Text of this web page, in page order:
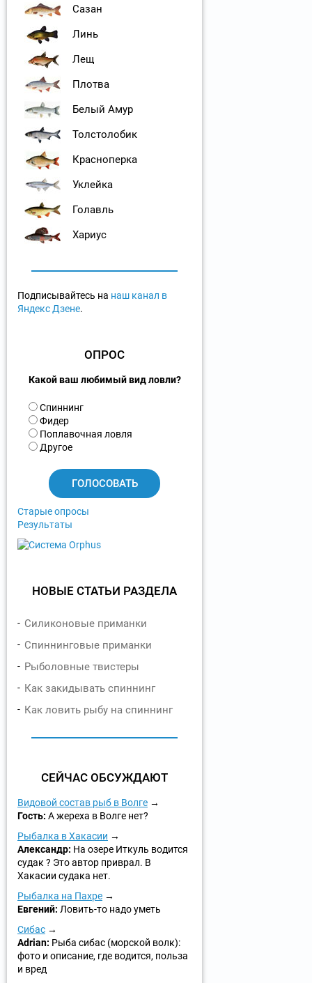
Сазан
Линь
Лещ
Плотва
Белый Амур
Толстолобик
Красноперка
Уклейка
Голавль
Хариус
Подписывайтесь на наш канал в
Яндекс Дзене.
ОПРОС
Какой ваш любимый вид ловли?
В
а
р
и
Спиннинг
Фидер
Поплавочная ловля
Другое
Старые опросы
Результаты
НОВЫЕ СТАТЬИ РАЗДЕЛА
Силиконовые приманки
Спиннинговые приманки
Рыболовные твистеры
Как закидывать спиннинг
Как ловить рыбу на спиннинг
СЕЙЧАС ОБСУЖДАЮТ
Видовой состав рыб в Волге
Гость: А жереха в Волге нет?
Рыбалка в Хакасии
Александр: На озере Иткуль водится
судак ? Это автор приврал. В
Хакасии судака нет.
Рыбалка на Пахре
Евгений: Ловить-то надо уметь
Сибас
Adrian: Рыба сибас (морской волк):
фото и описание, где водится, польза
и вред